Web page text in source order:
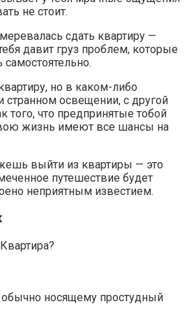
не стоит.
сдать квартиру —
давит груз проблем, которые
но в каком-либо
освещении, с другой
того, что предпринятые тобой
жизнь имеют все шансы на
выйти из квартиры — это
путешествие будет
неприятным известием.
обычно носящему простудный